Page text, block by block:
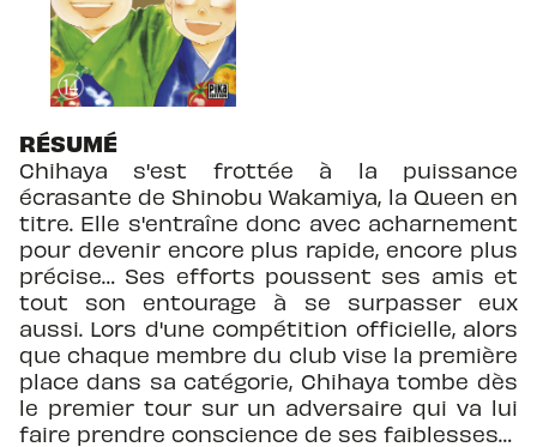
RÉSUMÉ
Chihaya s'est frottée à la puissance
écrasante de Shinobu Wakamiya, la Queen en
titre. Elle s'entraîne donc avec acharnement
pour devenir encore plus rapide, encore plus
précise… Ses efforts poussent ses amis et
tout son entourage à se surpasser eux
aussi. Lors d'une compétition officielle, alors
que chaque membre du club vise la première
place dans sa catégorie, Chihaya tombe dès
le premier tour sur un adversaire qui va lui
faire prendre conscience de ses faiblesses…